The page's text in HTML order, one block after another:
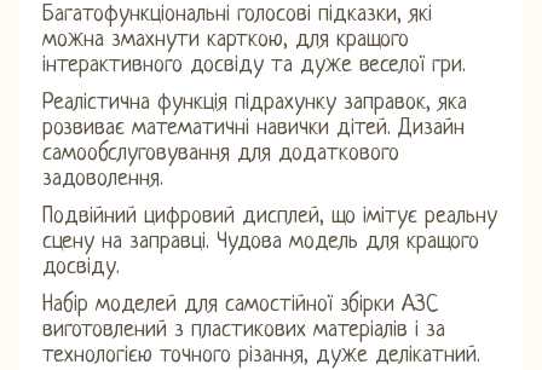
Багатофункціональні голосові підказки, які
можна змахнути карткою, для кращого
інтерактивного досвіду та дуже веселої гри.
Реалістична функція підрахунку заправок, яка
розвиває математичні навички дітей. Дизайн
самообслуговування для додаткового
задоволення.
Подвійний цифровий дисплей, що імітує реальну
сцену на заправці. Чудова модель для кращого
досвіду.
Набір моделей для самостійної збірки АЗС
виготовлений з пластикових матеріалів і за
технологією точного різання, дуже делікатний.